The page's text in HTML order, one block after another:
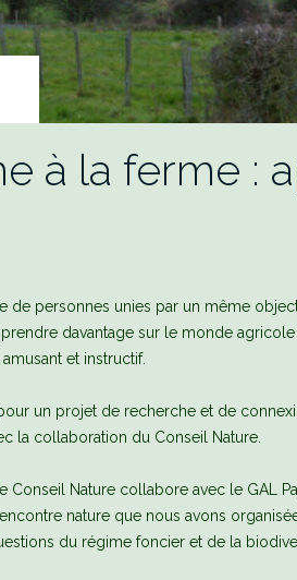
à la ferme :
de personnes unies par un même
davantage sur le monde
et instructif.
un projet de recherche et de
la collaboration du Conseil Nature.
Nature collabore avec le GAL
nature que nous avons
du régime foncier et de la